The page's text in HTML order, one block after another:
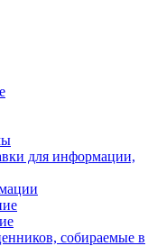
для информации,
собираемые в